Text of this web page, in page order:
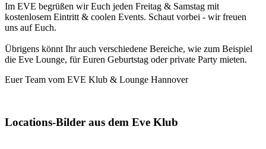
Im EVE begrüßen wir Euch jeden Freitag & Samstag mit
kostenlosem Eintritt & coolen Events. Schaut vorbei - wir freuen
uns auf Euch.
Übrigens könnt Ihr auch verschiedene Bereiche, wie zum Beispiel
die Eve Lounge, für Euren Geburtstag oder private Party mieten.
Euer Team vom EVE Klub & Lounge Hannover
Locations-Bilder aus dem Eve Klub